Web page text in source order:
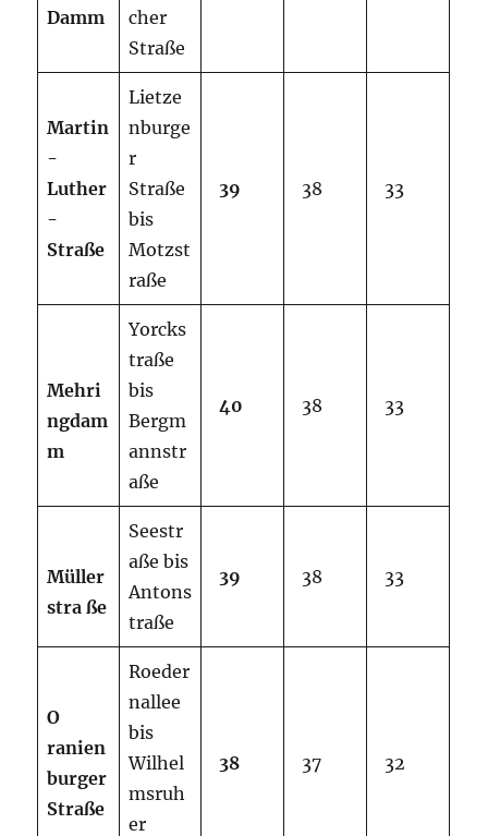
Damm
cher
Straße
Martin
-
Luther
-
Straße
Lietze
nburge
r
Straße
bis
Motzst
raße
39 38 33
Mehri
ngdam
m
Yorcks
traße
bis
Bergm
annstr
aße
40 38 33
Müller
stra ße
Seestr
aße bis
Antons
traße
39 38 33
O
ranien
burger
Straße
Roeder
nallee
bis
Wilhel
msruh
er
38 37 32